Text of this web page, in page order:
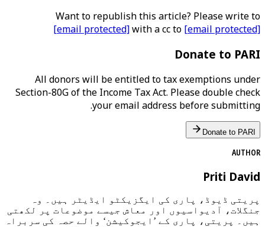
Want to republish this article? Please write to
[email protected]with a cc to [email protected]
Donate to PARI
All donors will be entitled to tax exemptions under
Section-80G of the Income Tax Act. Please double check
your email address before submitting.
Donate to PARI
AUTHOR
Priti David
پریتی ڈیوڈ، پاری کی ایگزیکٹو ایڈیٹر ہیں۔ وہ
جنگلات، آدیواسیوں اور معاش جیسے موضوعات پر لکھتی
ہیں۔ پریتی، پاری کے ’ایجوکیشن‘ والے حصہ کی سربراہ